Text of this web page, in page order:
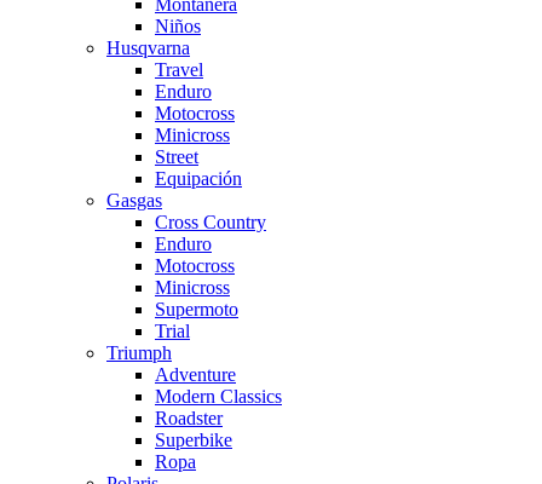
Montañera
Niños
Husqvarna
Travel
Enduro
Motocross
Minicross
Street
Equipación
Gasgas
Cross Country
Enduro
Motocross
Minicross
Supermoto
Trial
Triumph
Adventure
Modern Classics
Roadster
Superbike
Ropa